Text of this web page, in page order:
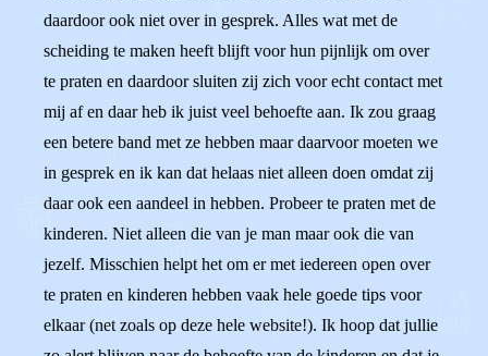
daardoor ook niet over in gesprek. Alles wat met de
scheiding te maken heeft blijft voor hun pijnlijk om over
te praten en daardoor sluiten zij zich voor echt contact met
mij af en daar heb ik juist veel behoefte aan. Ik zou graag
een betere band met ze hebben maar daarvoor moeten we
in gesprek en ik kan dat helaas niet alleen doen omdat zij
daar ook een aandeel in hebben. Probeer te praten met de
kinderen. Niet alleen die van je man maar ook die van
jezelf. Misschien helpt het om er met iedereen open over
te praten en kinderen hebben vaak hele goede tips voor
elkaar (net zoals op deze hele website!). Ik hoop dat jullie